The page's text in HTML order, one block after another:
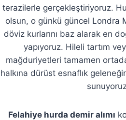
terazilerle gerçekleştiriyoruz.
olsun, o günkü güncel Londra
döviz kurlarını baz alarak en
yapıyoruz. Hileli tartım
mağduriyetleri tamamen
halkına dürüst esnaflık
Felahiye hurda demir alımı